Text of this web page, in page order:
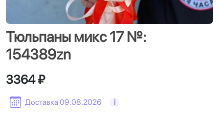
Тюльпаны микс 17 №:
154389zn
Доставка 09.08.2026 i
3364 ₽